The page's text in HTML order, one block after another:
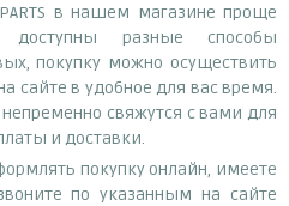
в нашем магазине проще
доступны разные способы
покупку можно осуществить
сайте в удобное для вас время.
свяжутся с вами для
и доставки.
покупку онлайн, имеете
по указанным на сайте